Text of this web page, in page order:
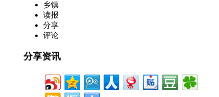
乡镇
读报
分享
评论
分享资讯